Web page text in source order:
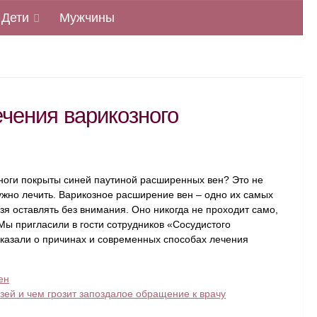
Дети Мужчины
варикозного
покрыты синей паутиной расширенных вен? Это не
лечить. Варикозное расширение вен – одно их самых
оставлять без внимания. Оно никогда не проходит само,
пригласили в гости сотрудников «Сосудистого
о причинах и современных способах лечения
и чем грозит запоздалое обращение к врачу